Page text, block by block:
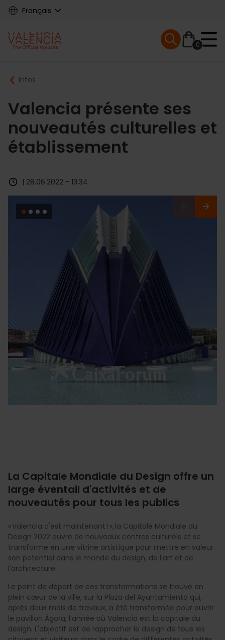
Skip
content
Français
Main
navigation
0
Mobile menu
Breadcrumb
Infos
Valencia présente ses
nouveautés culturelles et
établissement
| 28.06.2022 - 13:34
La Capitale Mondiale du Design offre un
large éventail d'activités et de
nouveautés pour tous les publics
« Valencia c'est maintenant ! », la Capitale Mondiale du
Design 2022 ouvre de nouveaux centres culturels et se
transforme en une vitrine artistique pour mettre en valeur
son potentiel dans le monde du design, de l'art et de
l'architecture.
Le point de départ de ces transformations se trouve en
plein cœur de la ville, sur la Plaza del Ayuntamiento qui,
après deux mois de travaux, a été transformée pour ouvrir
le pavillon Ágora, l’année où Valencia est la capitale du
design. L'objectif est de rapprocher le design de tous les